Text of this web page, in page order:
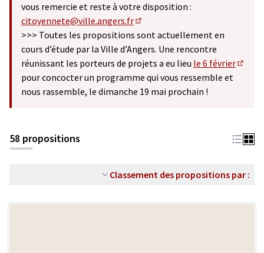
vous remercie et reste à votre disposition :
citoyennete@ville.angers.fr
(S'ouvre dans un nouvel onglet)
>>> Toutes les propositions sont actuellement en
cours d’étude par la Ville d’Angers. Une rencontre
réunissant les porteurs de projets a eu lieu le 6 février
pour concocter un programme qui vous ressemble et
nous rassemble, le dimanche 19 mai prochain !
58 propositions
Classement des propositions par :